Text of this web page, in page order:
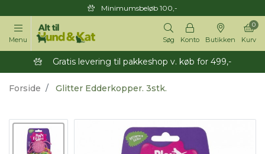
Minimumsbeløb 100,-
Menu Søg Konto Butikken Kurv
0
Gratis levering til pakkeshop v. køb for 499,-
Forside Glitter Edderkopper. 3stk.